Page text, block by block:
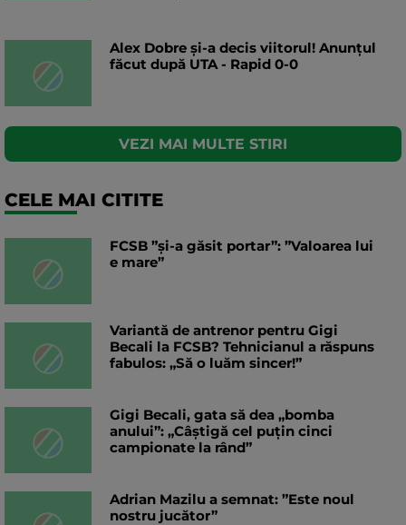
Alex Dobre și-a decis viitorul! Anunțul
făcut după UTA - Rapid 0-0
VEZI MAI MULTE STIRI
CELE MAI CITITE
FCSB ”și-a găsit portar”: ”Valoarea lui
e mare”
Variantă de antrenor pentru Gigi
Becali la FCSB? Tehnicianul a răspuns
fabulos: „Să o luăm sincer!”
Gigi Becali, gata să dea „bomba
anului”: „Câștigă cel puțin cinci
campionate la rând”
Adrian Mazilu a semnat: ”Este noul
nostru jucător”